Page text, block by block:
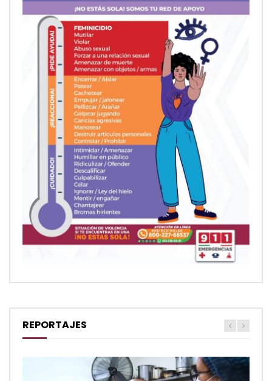
REPORTAJES